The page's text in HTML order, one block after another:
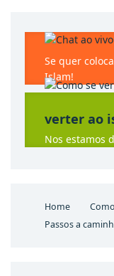
Se quer
Islam!
verter ao
Nos estamos
Home
Passos a